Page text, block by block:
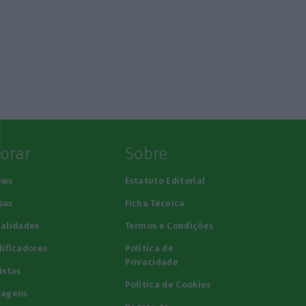
Sobre
Estatuto Editorial
Ficha Técnica
Termos e Condições
Política de
Privacidade
Política de Cookies